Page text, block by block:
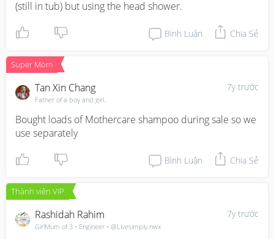
(still in tub) but using the head shower.
Bình Luận Chia Sẻ
Super Mom
7y trước
Tan Xin Chang
Father of a boy and girl.
Bought loads of Mothercare shampoo during sale so we
use separately
Bình Luận Chia Sẻ
Thành viên VIP
7y trước
Rashidah Rahim
GirlMum of 3 • Engineer • @Livesimply.nwx